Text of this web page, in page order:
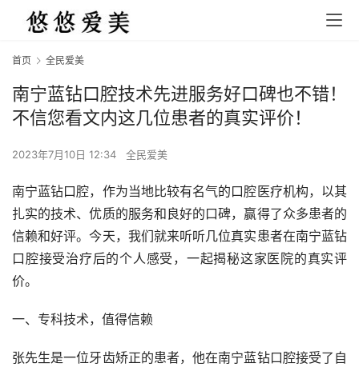
首页 全民爱美
南宁蓝钻口腔技术先进服务好口碑也不错！
不信您看文内这几位患者的真实评价！
2023年7月10日 12:34 全民爱美
南宁蓝钻口腔，作为当地比较有名气的口腔医疗机构，以其
扎实的技术、优质的服务和良好的口碑，赢得了众多患者的
信赖和好评。今天，我们就来听听几位真实患者在南宁蓝钻
口腔接受治疗后的个人感受，一起揭秘这家医院的真实评
价。
一、专科技术，值得信赖
张先生是一位牙齿矫正的患者，他在南宁蓝钻口腔接受了自